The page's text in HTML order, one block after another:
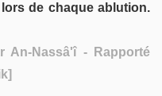
lors de chaque ablution.
An-Nassâ'î - Rapporté